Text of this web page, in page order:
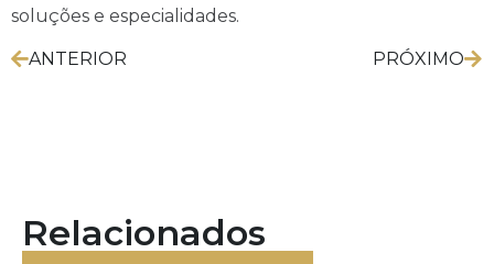
soluções e especialidades.
ANTERIOR PRÓXIMO
Relacionados